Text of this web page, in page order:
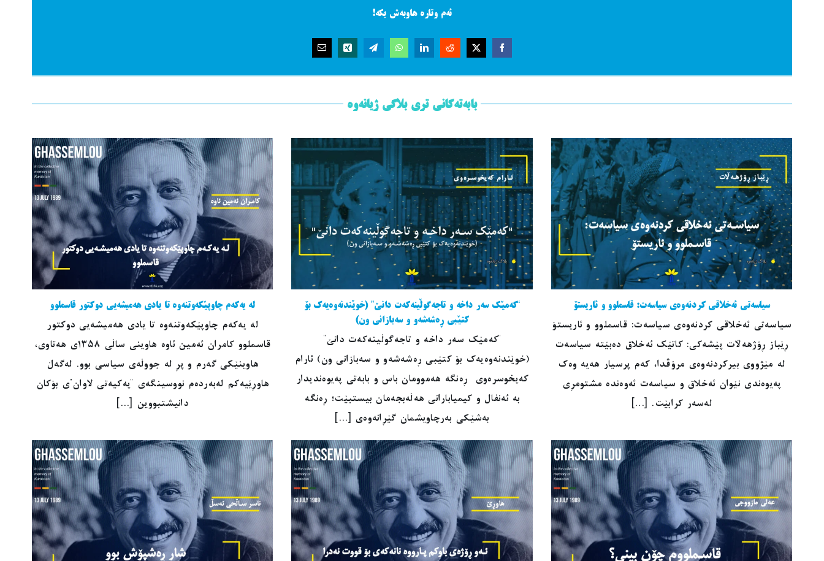
ئەم وتارە هاوبەش بکە!
بابەتەکانی تری بلاگی ژیانەوە
سیاسەتی ئەخلاقی کردنەوەی سیاسەت: قاسملوو و ئاریستۆ
سیاسەتی ئەخلاقی کردنەوەی سیاسەت: قاسملوو و ئاریستۆ
ڕێباز ڕۆژهەڵات پێشەکی: کاتێک ئەخلاق دەبێتە سیاسەت
لە مێژووی بیرکردنەوەی مرۆڤدا، کەم پرسیار هەیە وەک
پەیوەندی نێوان ئەخلاق و سیاسەت ئەوەندە مشتومڕی
لەسەر کرابێت. [...]
“کەمێک سەر داخە و تاجەگوڵینەکەت دانێ” (خوێندنەوەیەک بۆ
کتێبی ڕەشەشەو و سەبازانی ون)
"کەمێک سەر داخە و تاجەگوڵینەکەت دانێ"
(خوێندنەوەیەک بۆ کتێبی ڕەشەشەو و سەبازانی ون) ئارام
کەیخوسرەوی ڕەنگە هەموومان باس و بابەتی پەیوەندیدار
بە ئەنفال و کیمیابارانی هەڵەبجەمان بیستبێت؛ ڕەنگە
بەشێکی بەرچاویشمان گێڕانەوەی [...]
لە یەکەم چاوپێکەوتنەوە تا یادی هەمیشەیی دوکتور قاسملوو
لە یەکەم چاوپێکەوتنەوە تا یادی هەمیشەیی دوکتور
قاسملوو کامران ئەمین ئاوە هاوینی ساڵی ١٣٥٨ی هەتاوی،
هاوینێکی گەرم و پڕ لە جووڵەی سیاسی بوو. لەگەڵ
هاوڕێیەکم لەبەردەم نووسینگەی "یەکیەتی لاوان"ی بۆکان
دانیشتبووین [...]